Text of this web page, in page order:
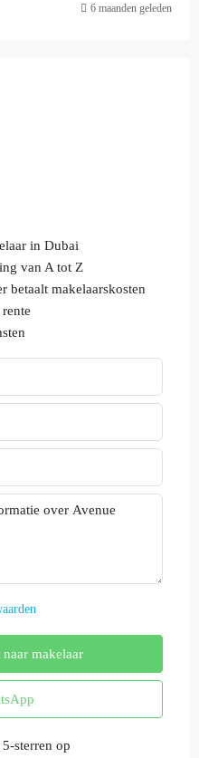
6 maanden geleden
in Dubai
van A tot Z
betaalt makelaarskosten
makelaar
sterren op